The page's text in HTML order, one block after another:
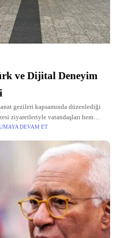
ve Dijital Deneyim
gezileri kapsamında düzenlediği
ziyaretleriyle vatandaşları hem
DEVAM ET